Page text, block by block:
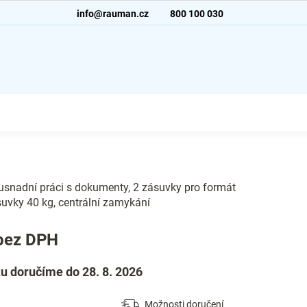
800 100 030
info@rauman.cz
DPH
doručíme do 28. 8. 2026
Možnosti doručení
práci s dokumenty, 2 zásuvky pro formát
40 kg, centrální zamykání